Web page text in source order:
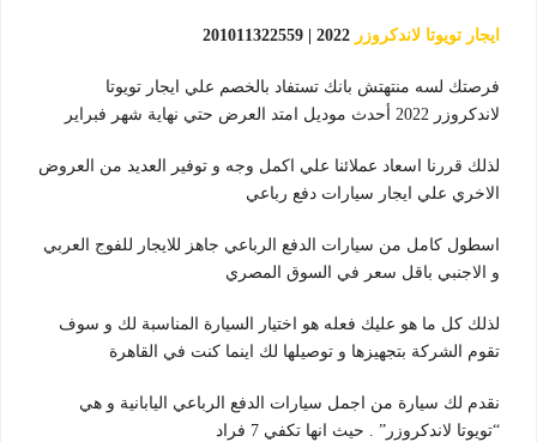
ايجار تويوتا لاندكروزر
فرصتك لسه منتهتش بانك تستفاد بالخصم علي ايجار تويوتا
لاندكروزر 2022 أحدث موديل امتد العرض حتي نهاية شهر فبراير
لذلك قررنا اسعاد عملائنا علي اكمل وجه و توفير العديد من العروض
الاخري علي ايجار سيارات دفع رباعي
اسطول كامل من سيارات الدفع الرباعي جاهز للايجار للفوج العربي
و الاجنبي باقل سعر في السوق المصري
لذلك كل ما هو عليك فعله هو اختيار السيارة المناسبة لك و سوف
تقوم الشركة بتجهيزها و توصيلها لك اينما كنت في القاهرة
نقدم لك سيارة من اجمل سيارات الدفع الرباعي اليابانية و هي
“تويوتا لاندكروزر” . حيث انها تكفي 7 فراد